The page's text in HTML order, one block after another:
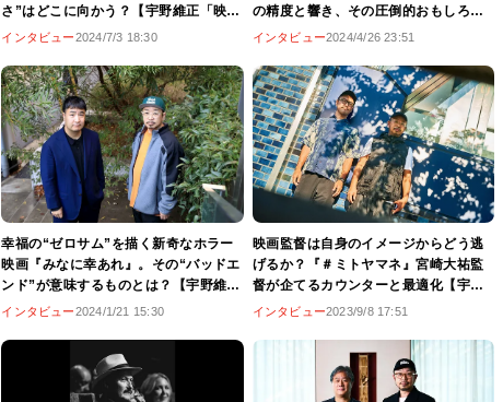
さ”はどこに向かう？【宇野維正「映画
興行分析」刊行記念対談】
インタビュー2024/7/3 18:30
の精度と響き、その圧倒的おもしろさ
【宇野維正の「映画のことは監督に訊
インタビュー2024/4/26 23:51
幸福の“ゼロサム”を描く新奇なホラー
映画『みなに幸あれ』。その“バッドエ
ンド”が意味するものとは？【宇野維正
の「映画のことは監督に訊け」】
インタビュー2024/1/21 15:30
映画監督は自身のイメージからどう逃
げるか？『＃ミトヤマネ』宮崎大祐監
督が企てるカウンターと最適化【宇野
維正の「映画のことは監督に訊け」】
インタビュー2023/9/8 17:51